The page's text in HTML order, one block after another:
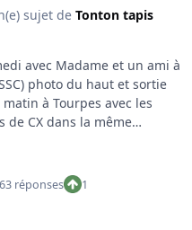
sujet de Tonton tapis
avec Madame et un ami à
photo du haut et sortie
à Tourpes avec les
de CX dans la même
réponses 1